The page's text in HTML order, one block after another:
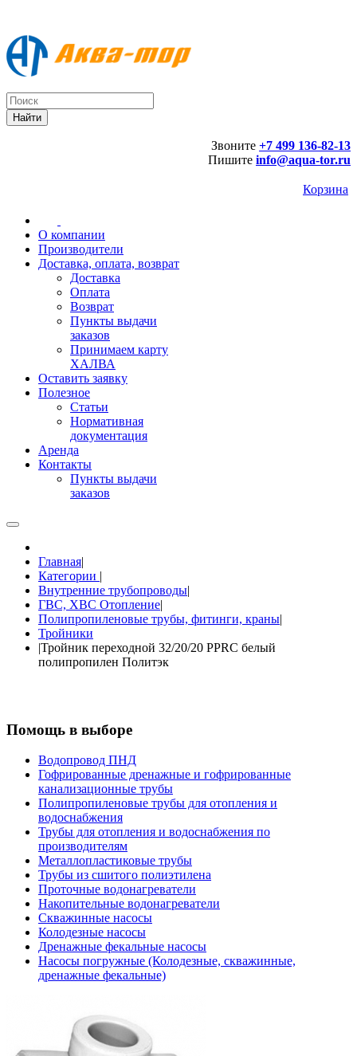
Звоните +7 499 136-82-13
Пишите info@aqua-tor.ru
Корзина
О компании
Производители
Доставка, оплата, возврат
Доставка
Оплата
Возврат
Пункты выдачи
заказов
Принимаем карту
ХАЛВА
Оставить заявку
Полезное
Статьи
Нормативная
документация
Аренда
Контакты
Пункты выдачи
заказов
Главная|
Категории |
Внутренние трубопроводы|
ГВС, ХВС Отопление|
Полипропиленовые трубы, фитинги, краны|
Тройники
|Тройник переходной 32/20/20 PPRC белый
полипропилен Политэк
Помощь в выборе
Водопровод ПНД
Гофрированные дренажные и гофрированные
канализационные трубы
Полипропиленовые трубы для отопления и
водоснабжения
Трубы для отопления и водоснабжения по
производителям
Металлопластиковые трубы
Трубы из сшитого полиэтилена
Проточные водонагреватели
Накопительные водонагреватели
Скважинные насосы
Колодезные насосы
Дренажные фекальные насосы
Насосы погружные (Колодезные, скважинные,
дренажные фекальные)